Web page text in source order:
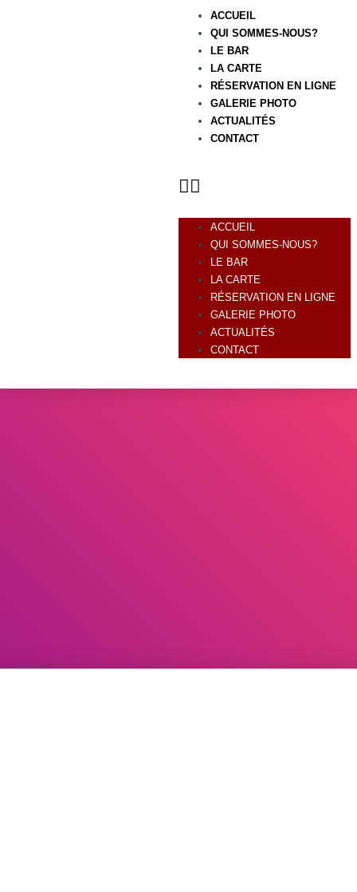
ACCUEIL
QUI SOMMES-NOUS?
LE BAR
LA CARTE
RÉSERVATION EN LIGNE
GALERIE PHOTO
ACTUALITÉS
CONTACT
ACCUEIL
QUI SOMMES-NOUS?
LE BAR
LA CARTE
RÉSERVATION EN LIGNE
GALERIE PHOTO
ACTUALITÉS
CONTACT